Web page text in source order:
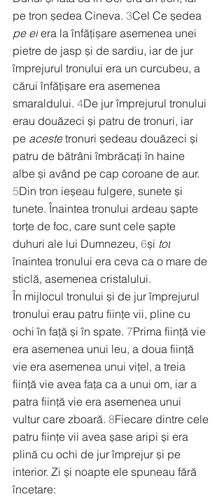
pe tron ședea Cineva. 3Cel Ce ședea
pe el era la înfățișare asemenea unei
pietre de jasp și de sardiu, iar de jur
împrejurul tronului era un curcubeu, a
cărui înfățișare era asemenea
smaraldului. 4De jur împrejurul tronului
erau douăzeci și patru de tronuri, iar
pe aceste tronuri ședeau douăzeci și
patru de bătrâni îmbrăcați în haine
albe și având pe cap coroane de aur.
5Din tron ieșeau fulgere, sunete și
tunete. Înaintea tronului ardeau șapte
torțe de foc, care sunt cele șapte
duhuri ale lui Dumnezeu, 6și tot
înaintea tronului era ceva ca o mare de
sticlă, asemenea cristalului.
În mijlocul tronului și de jur împrejurul
tronului erau patru ființe vii, pline cu
ochi în față și în spate. 7Prima ființă vie
era asemenea unui leu, a doua ființă
vie era asemenea unui vițel, a treia
ființă vie avea fața ca a unui om, iar a
patra ființă vie era asemenea unui
vultur care zboară. 8Fiecare dintre cele
patru ființe vii avea șase aripi și era
plină cu ochi de jur împrejur și pe
interior. Zi și noapte ele spuneau fără
încetare: